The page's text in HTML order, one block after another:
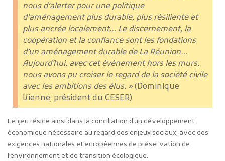
nous d’alerter pour une politique
d’aménagement plus durable, plus résiliente et
plus ancrée localement… Le discernement, la
coopération et la confiance sont les fondations
d’un aménagement durable de La Réunion…
Aujourd’hui, avec cet événement hors les murs,
nous avons pu croiser le regard de la société civile
avec les ambitions des élus. »(Dominique
Vienne, président du CESER)
L’enjeu réside ainsi dans la conciliation d’un développement
économique nécessaire au regard des enjeux sociaux, avec des
exigences nationales et européennes de préservation de
l’environnement et de transition écologique.